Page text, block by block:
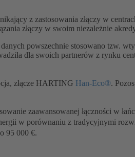
z zastosowania złączy w
złączy w swoim niezależnie
danych powszechnie stosowano tzw.
dla swoich partnerów z rynku
złącze HARTING Han-Eco®.
zaawansowanej łączności w
w porównaniu z tradycyjnymi
95 000 €.